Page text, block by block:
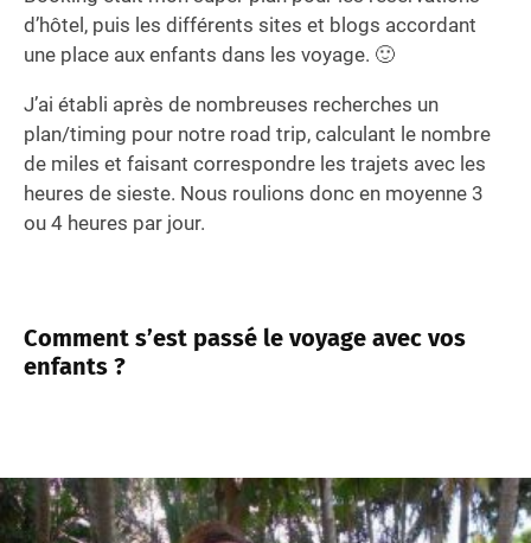
d’hôtel, puis les différents sites et blogs accordant
une place aux enfants dans les voyage. 🙂
J’ai établi après de nombreuses recherches un
plan/timing pour notre road trip, calculant le nombre
de miles et faisant correspondre les trajets avec les
heures de sieste. Nous roulions donc en moyenne 3
ou 4 heures par jour.
Comment s’est passé le voyage avec vos
enfants ?